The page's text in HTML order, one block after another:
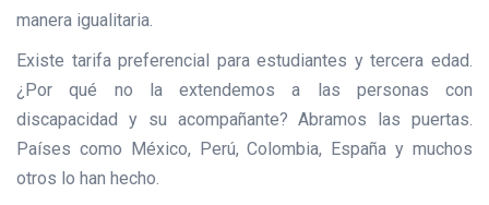
manera igualitaria.
Existe tarifa preferencial para estudiantes y tercera edad.
¿Por qué no la extendemos a las personas con
discapacidad y su acompañante? Abramos las puertas.
Países como México, Perú, Colombia, España y muchos
otros lo han hecho.